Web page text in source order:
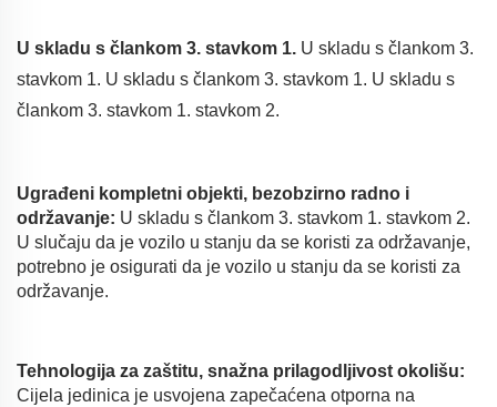
U skladu s člankom 3. stavkom 1. U skladu s člankom 3.
stavkom 1. U skladu s člankom 3. stavkom 1. U skladu s
člankom 3. stavkom 1. stavkom 2.
Ugrađeni kompletni objekti, bezobzirno radno i
održavanje: U skladu s člankom 3. stavkom 1. stavkom 2.
U slučaju da je vozilo u stanju da se koristi za održavanje,
potrebno je osigurati da je vozilo u stanju da se koristi za
održavanje.
Tehnologija za zaštitu, snažna prilagodljivost okolišu:
Cijela jedinica je usvojena zapečaćena otporna na